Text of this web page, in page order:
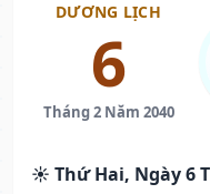
DƯƠNG LỊCH
6
Tháng 2 Năm 2040
☀️ Thứ Hai, Ngày 6